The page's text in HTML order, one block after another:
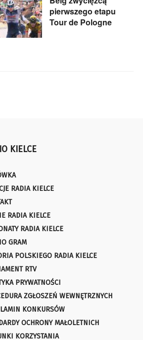
pierwszego etapu
Tour de Pologne
KIELCE
RADIA KIELCE
RADIA KIELCE
RADIA KIELCE
GRAM
POLSKIEGO RADIA KIELCE
RTV
PRYWATNOŚCI
ZGŁOSZEŃ WEWNĘTRZNYCH
KONKURSÓW
OCHRONY MAŁOLETNICH
KORZYSTANIA